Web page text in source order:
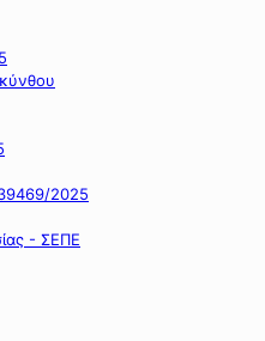
2025
- ΣΕΠΕ